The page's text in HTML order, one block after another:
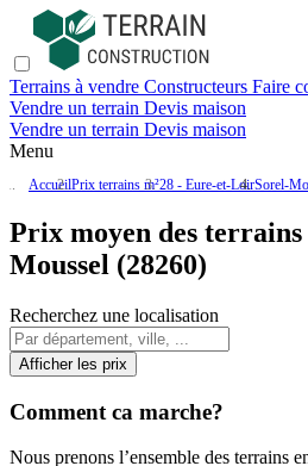
Terrains à vendre Constructeurs Faire
Vendre un terrain Devis maison
Vendre un terrain Devis maison
Menu
AccueilPrix terrains m²28 - Eure-et-LoirSorel-
Prix moyen des terrains
Moussel (28260)
Recherchez une localisation
Afficher les prix
Comment ca marche?
Nous prenons l’ensemble des terrains